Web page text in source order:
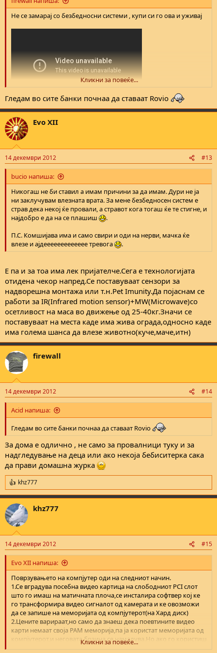
Не се замарај со безбедносни системи , купи си го ова и уживај
http://www.gizmag.com/wowwee-rovio-wifi-robot-webcam/8606/
Кликни за повеќе...
Гледам во сите банки почнаа да ставаат Rovio
Evo XII
14 декември 2012 #13
bucio напиша:
Никогаш не би ставил а имам причини за да имам. Дури не ја
ни заклучувам влезната врата. За мене безбедносен систем е
страв дека некој ќе провали, а стравот кога тогаш ќе те стигне, и
најдобро е да на се плашиш
.
П.С. Комшијава има и само свири и оди на нерви, мачка ќе
влезе и ајдеееееееееееее тревога
.
Е па и за тоа има лек пријателче.Сега е технологијата
отидена чекор напред.Се поставуваат сензори за
надворешна монтажа или т.н.Pet Imunity.Да појаснам се
работи за IR(Infrared motion sensor)+MW(Microwave)со
осетливост на маса во движење од 25-40кг.Значи се
поставуваат на места каде има жива ограда,односно каде
има голема шанса да влезе животно(куче,маче,итн)
firewall
14 декември 2012 #14
Acid напиша:
Гледам во сите банки почнаа да ставаат Rovio
За дома е одлично , не само за провалници туку и за
надгледување на деца или ако некоја бебиситерка сака
да прави домашна журка
R
e
a
c
t
i
s
:
khz777
khz777
14 декември 2012 #15
Evo XII напиша:
Поврзувањето на компјутер оди на следниот начин.
1.Се вградува посебна видео картица на слободниот PCI слот
што го имаш на матичната плоча,се инсталира софтвер кој ке
го трансформира видео сигналот од камерата и ке овозможи
да се запише на меморијата од компјутерот(на Хард диск)
2.Цените варираат,но само да знаеш дека поевтините видео
карти немаат своја РАМ меморија,па ја користат меморијата од
компјутерот,и неговата брзина се намалува.Но ако го користиш
само за видео надзор тогаш нема проблеми,но ако ти е и за
Кликни за повеќе...